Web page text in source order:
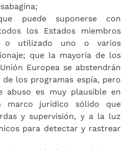
puede suponerse con
los Estados miembros
o utilizado uno o varios
que la mayoría de los
Europea se abstendrán
los programas espía, pero
abuso es muy plausible en
marco jurídico sólido que
y supervisión, y a la luz
para detectar y rastrear